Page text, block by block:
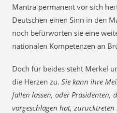
Mantra permanent vor sich
Deutschen einen Sinn in den
noch befürworten sie eine
nationalen Kompetenzen an
Doch für beides steht Merkel
die Herzen zu.Sie kann ihre
fallen lassen, oder Präsidenten,
vorgeschlagen hat, zurücktreten